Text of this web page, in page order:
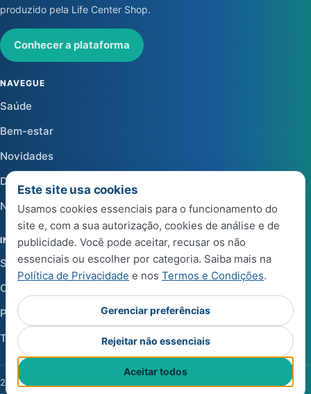
produzido pela Life Center Shop.
Conhecer a plataforma
NAVEGUE
Saúde
Bem-estar
Novidades
Dicas
Notícias
INSTITUCIONAL
Sobre a Life Center Shop
Central de Ajuda
Política de Privacidade
Termos e Condições de Uso
2026 Life Center Blog. Todos os direitos reservados.
Este site usa cookies
Usamos cookies essenciais para o funcionamento do
site e, com a sua autorização, cookies de análise e de
publicidade. Você pode aceitar, recusar os não
essenciais ou escolher por categoria. Saiba mais na
Política de Privacidade e nos Termos e Condições.
Gerenciar preferências
Rejeitar não essenciais
Aceitar todos